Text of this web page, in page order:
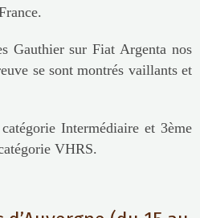
Gauthier sur Fiat Argenta nos
se sont montrés vaillants et
Intermédiaire et 3ème
VHRS.